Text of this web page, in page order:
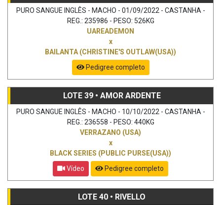
PURO SANGUE INGLÊS - MACHO - 01/09/2022 - CASTANHA -
REG.: 235986 - PESO: 526KG
UAREADEMON
x
BAILANTA (CHRISTINE'S OUTLAW(USA))
Pedigree completo
LOTE 39 • AMOR ARDENTE
PURO SANGUE INGLÊS - MACHO - 10/10/2022 - CASTANHA -
REG.: 236558 - PESO: 440KG
VERRAZANO (USA)
x
BLACK SERIES (PUBLIC PURSE(USA))
Vídeo
Pedigree completo
LOTE 40 • RIVELLO